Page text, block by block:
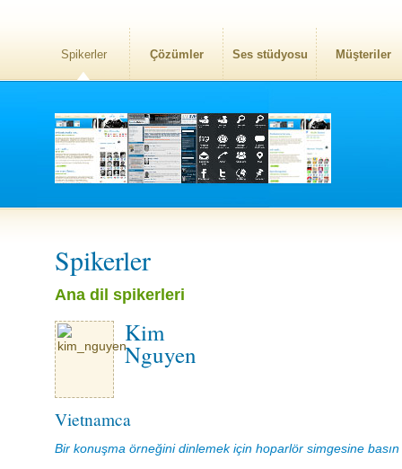
Spikerler Çözümler Ses stüdyosu Müşteriler
Spikerler
Ana dil spikerleri
Kim
Nguyen
Vietnamca
Bir konuşma örneğini dinlemek için hoparlör simgesine basın